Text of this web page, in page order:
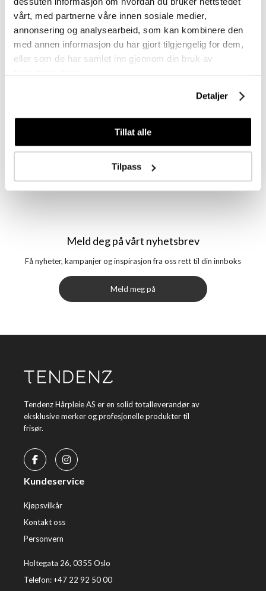
vårt, med partnerne våre innen sosiale medier,
annonsering og analysearbeid, som kan kombinere den
med annen informasjon du har gjort tilgjengelig for dem,
eller som de har samlet inn gjennom din bruk av
Detaljer
Tillat alle
Tilpass
BLOMDAHL
G Anklet Twist B2,5 /
L:270mm
BLOMDAHL
G Anklet Ball B:2,5 /
L:270 mm
Meld deg på vårt nyhetsbrev
Få nyheter, kampanjer og inspirasjon fra oss rett til din innboks
Meld meg på
Tendenz Hårpleie AS er en solid totalleverandør av
eksklusive merker og profesjonelle produkter til
frisør.
Kundeservice
Kjøpsvilkår
Kontakt oss
Personvern
Holtegata 26, 0355 Oslo
Telefon: +47 22 92 50 00